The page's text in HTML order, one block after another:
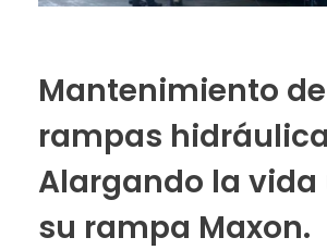
Mantenimiento de
rampas
Alargando la vida
su rampa Maxon.